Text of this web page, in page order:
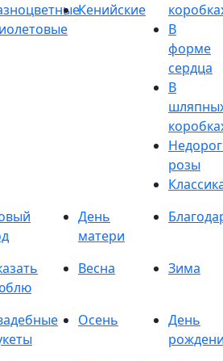
Кенийские
В
форме
сердца
В
розы
День
матери
Весна Зима
Осень
День